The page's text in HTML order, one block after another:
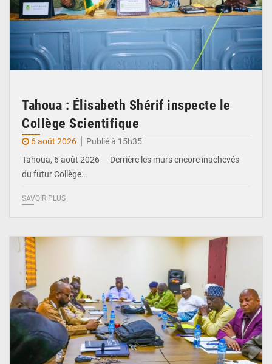
Tahoua : Élisabeth Shérif inspecte le
Collège Scientifique
6 août 2026
Publié à 15h35
Tahoua, 6 août 2026 — Derrière les murs encore inachevés
du futur Collège…
SAVOIR PLUS